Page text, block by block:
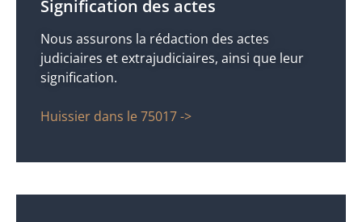
Signification des actes
Nous assurons la rédaction des actes
judiciaires et extrajudiciaires, ainsi que leur
signification.
Huissier dans le 75017 ->